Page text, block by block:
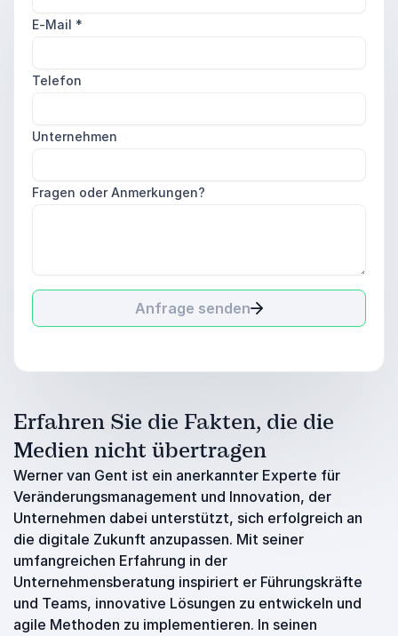
E-Mail *
Telefon
Unternehmen
Fragen oder Anmerkungen?
Anfrage senden
Erfahren Sie die Fakten, die die
Medien nicht übertragen
Werner van Gent ist ein anerkannter Experte für
Veränderungsmanagement und Innovation, der
Unternehmen dabei unterstützt, sich erfolgreich an
die digitale Zukunft anzupassen. Mit seiner
umfangreichen Erfahrung in der
Unternehmensberatung inspiriert er Führungskräfte
und Teams, innovative Lösungen zu entwickeln und
agile Methoden zu implementieren. In seinen